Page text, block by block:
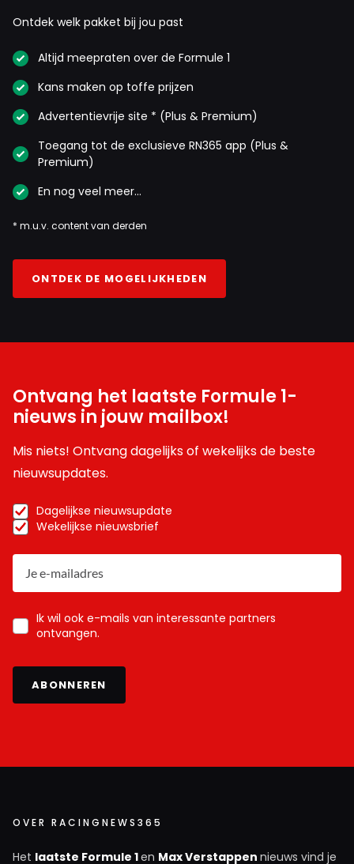
Ontdek welk pakket bij jou past
Altijd meepraten over de Formule 1
Kans maken op toffe prijzen
Advertentievrije site * (Plus & Premium)
Toegang tot de exclusieve RN365 app (Plus &
Premium)
En nog veel meer…
* m.u.v. content van derden
ONTDEK DE MOGELIJKHEDEN
Ontvang het laatste Formule 1-
nieuws in jouw mailbox!
Mis niets! Ontvang dagelijks of wekelijks de beste
nieuwsupdates.
Dagelijkse nieuwsupdate
Wekelijkse nieuwsbrief
Ik wil ook e-mails van interessante partners
ontvangen.
ABONNEREN
OVER RACINGNEWS365
Het laatste Formule 1en Max Verstappen nieuws vind je